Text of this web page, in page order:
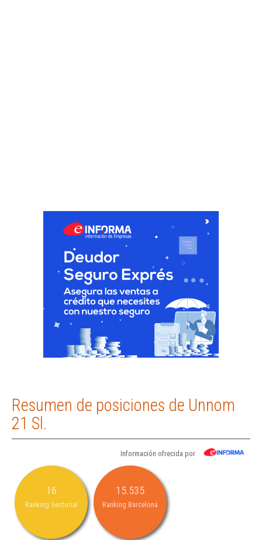
Resumen de posiciones de Unnom
21 Sl.
Información ofrecida por
16
Ranking Sectorial
15.535
Ranking Barcelona